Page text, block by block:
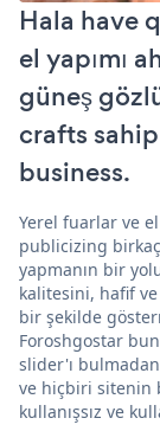
Hala have
el yapımı
güneş
crafts
business.
Yerel fuarlar ve
publicizing
yapmanın bir
kalitesini, hafif ve
bir şekilde
Foroshgostar
slider'ı
ve hiçbiri sitenin
kullanışsız ve